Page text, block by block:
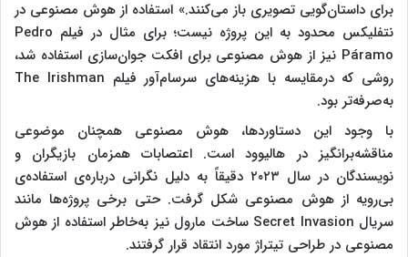
برای داستان‌گویی تصویری باز می‌کنند.» استفاده از هوش مصنوعی در
نتفلیکس محدود به این پروژه نیست؛ برای مثال در فیلم Pedro
Páramo نیز از هوش مصنوعی برای افکت جوان‌سازی استفاده شد،
روشی که درمقایسه با هزینه‌های سرسام‌آور فیلم The Irishman
به‌صرفه‌تر بود.
با وجود این دستاوردها، هوش مصنوعی همچنان موضوعی
مناقشه‌برانگیز در هالیوود است. اعتصابات همزمان بازیگران و
نویسندگان در سال ۲۰۲۳ دقیقاً به دلیل نگرانی درباره‌ی استفاده‌ی
بی‌رویه از هوش مصنوعی شکل گرفت. حتی برخی پروژه‌ها مانند
سریال Secret Invasion ساخت مارول نیز به‌خاطر استفاده از هوش
مصنوعی در طراحی تیتراژ مورد انتقاد قرار گرفتند.